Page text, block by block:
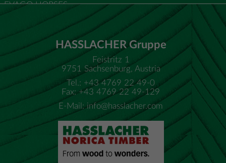
EVAGO HORSES
HASSLACHER Gruppe
Feistritz 1
9751 Sachsenburg, Austria
Tel.: +43 4769 22 49-0
Fax: +43 4769 22 49-129
E-Mail: info@hasslacher.com